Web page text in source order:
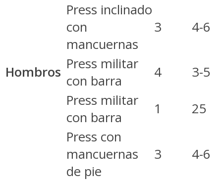
Press inclinado
con
mancuernas
3 4-6
Hombros Press militar
con barra
4
3-5
Press militar
con barra
1
25
Press con
mancuernas
de pie
3 4-6